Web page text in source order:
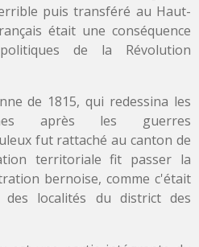
puis transféré au Haut-
était une conséquence
de la Révolution
de 1815, qui redessina les
après les guerres
fut rattaché au canton de
territoriale fit passer la
bernoise, comme c'était
localités du district des